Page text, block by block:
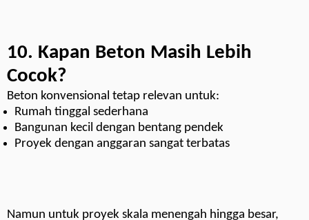
10. Kapan Beton Masih Lebih
Cocok?
Beton konvensional tetap relevan untuk:
Rumah tinggal sederhana
Bangunan kecil dengan bentang pendek
Proyek dengan anggaran sangat terbatas
Namun untuk proyek skala menengah hingga besar,